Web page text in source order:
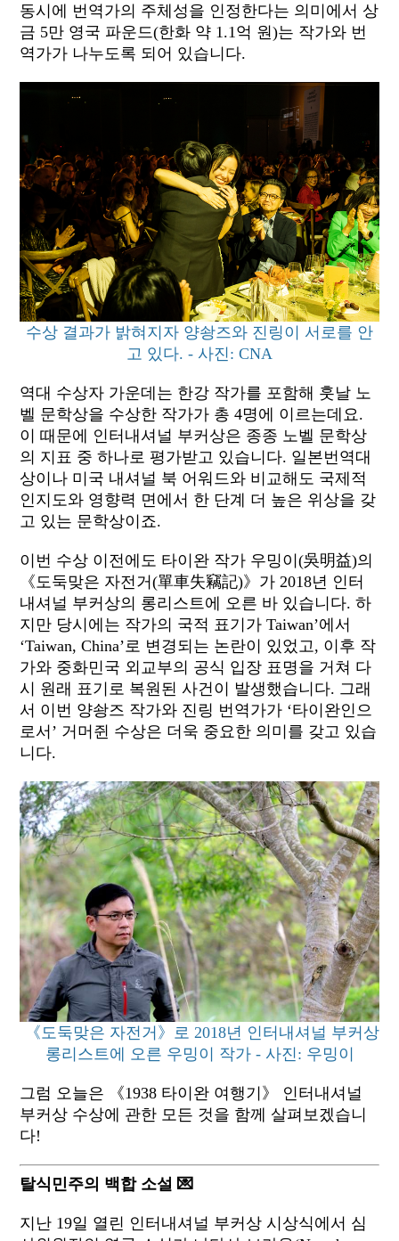
동시에 번역가의 주체성을 인정한다는 의미에서 상
금 5만 영국 파운드(한화 약 1.1억 원)는 작가와 번
역가가 나누도록 되어 있습니다.
수상 결과가 밝혀지자 양솽즈와 진링이 서로를 안
고 있다. - 사진: CNA
역대 수상자 가운데는 한강 작가를 포함해 훗날 노
벨 문학상을 수상한 작가가 총 4명에 이르는데요.
이 때문에 인터내셔널 부커상은 종종 노벨 문학상
의 지표 중 하나로 평가받고 있습니다. 일본번역대
상이나 미국 내셔널 북 어워드와 비교해도 국제적
인지도와 영향력 면에서 한 단계 더 높은 위상을 갖
고 있는 문학상이죠.
이번 수상 이전에도 타이완 작가 우밍이(吳明益)의
《도둑맞은 자전거(單車失竊記)》가 2018년 인터
내셔널 부커상의 롱리스트에 오른 바 있습니다. 하
지만 당시에는 작가의 국적 표기가 Taiwan’에서
‘Taiwan, China’로 변경되는 논란이 있었고, 이후 작
가와 중화민국 외교부의 공식 입장 표명을 거쳐 다
시 원래 표기로 복원된 사건이 발생했습니다. 그래
서 이번 양솽즈 작가와 진링 번역가가 ‘타이완인으
로서’ 거머쥔 수상은 더욱 중요한 의미를 갖고 있습
니다.
《도둑맞은 자전거》로 2018년 인터내셔널 부커상
롱리스트에 오른 우밍이 작가 - 사진: 우밍이
그럼 오늘은 《1938 타이완 여행기》 인터내셔널
부커상 수상에 관한 모든 것을 함께 살펴보겠습니
다!
탈식민주의 백합 소설 💌
지난 19일 열린 인터내셔널 부커상 시상식에서 심